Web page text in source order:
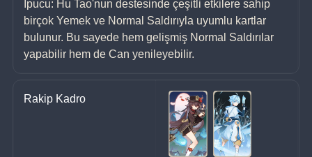
İpucu: Hu Tao'nun destesinde çeşitli etkilere sahip
birçok Yemek ve Normal Saldırıyla uyumlu kartlar
bulunur. Bu sayede hem gelişmiş Normal Saldırılar
yapabilir hem de Can yenileyebilir.
Rakip Kadro